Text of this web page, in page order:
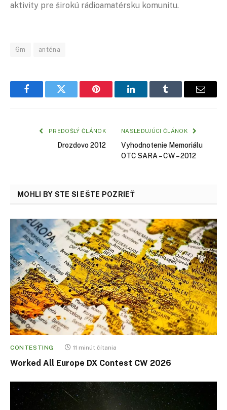
aktivity pre širokú rádioamatérsku komunitu.
6m anténa
FacebookTwitter Pinterest LinkedInTumblr Email
PREDOŠLÝ ČLÁNOK
Drozdovo 2012
NASLEDUJÚCI ČLÁNOK
Vyhodnotenie Memoriálu
OTC SARA – CW – 2012
MOHLI BY STE SI EŠTE POZRIEŤ
CONTESTING 11 minút čítania
Worked All Europe DX Contest CW 2026